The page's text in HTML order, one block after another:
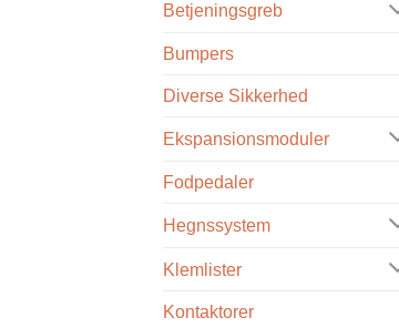
Betjeningsgreb
Bumpers
Diverse Sikkerhed
Ekspansionsmoduler
Fodpedaler
Hegnssystem
Klemlister
Kontaktorer